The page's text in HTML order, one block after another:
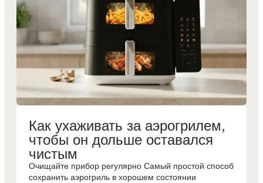
Как ухаживать за аэрогрилем,
чтобы он дольше оставался
чистым
Очищайте прибор регулярно Самый простой способ
сохранить аэрогриль в хорошем состоянии